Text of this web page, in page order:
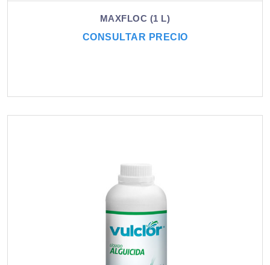
MAXFLOC (1 L)
CONSULTAR PRECIO